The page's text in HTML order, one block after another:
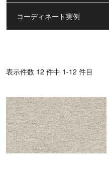
コーディネート実例
表⽰件数 12 件中 1-12 件目